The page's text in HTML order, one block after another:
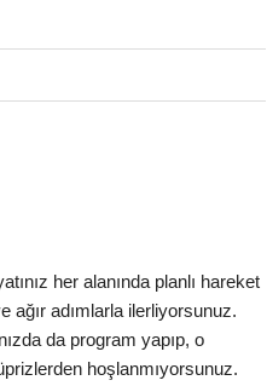
her alanında planlı hareket
ağır adımlarla ilerliyorsunuz.
da program yapıp, o
hoşlanmıyorsunuz.